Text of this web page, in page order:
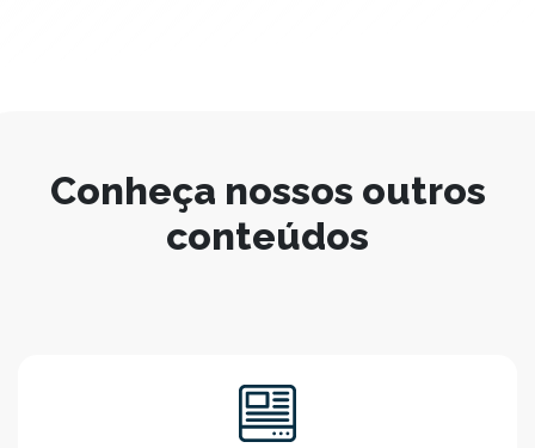
Conheça nossos outros
conteúdos